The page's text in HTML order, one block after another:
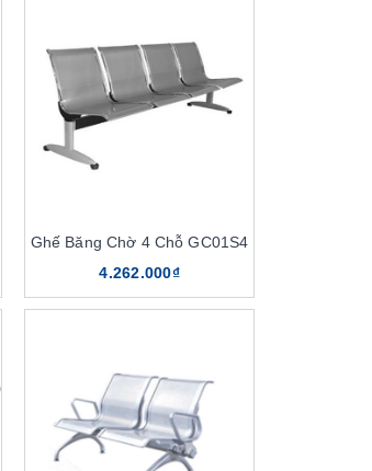
Ghế Băng Chờ 4 Chỗ GC01S4
4.262.000₫